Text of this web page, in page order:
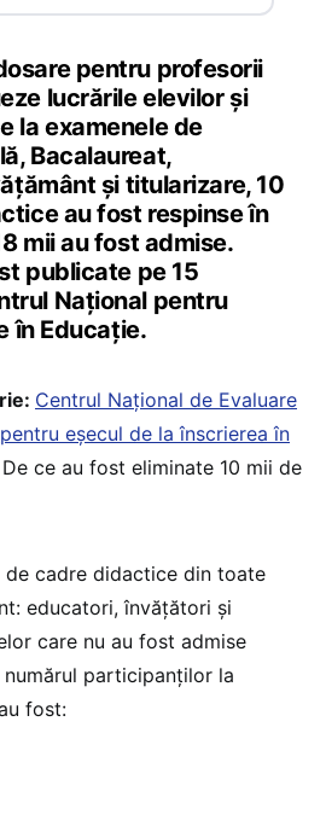
pentru profesorii
lucrările elevilor și
la examenele de
Bacalaureat,
și titularizare, 10
au fost respinse în
mii au fost admise.
publicate pe 15
Național pentru
în Educație.
Centrul Național de Evaluare
eșecul de la înscrierea în
ce au fost eliminate 10 mii de
cadre didactice din toate
educatori, învățători și
care nu au fost admise
participanților la
fost: